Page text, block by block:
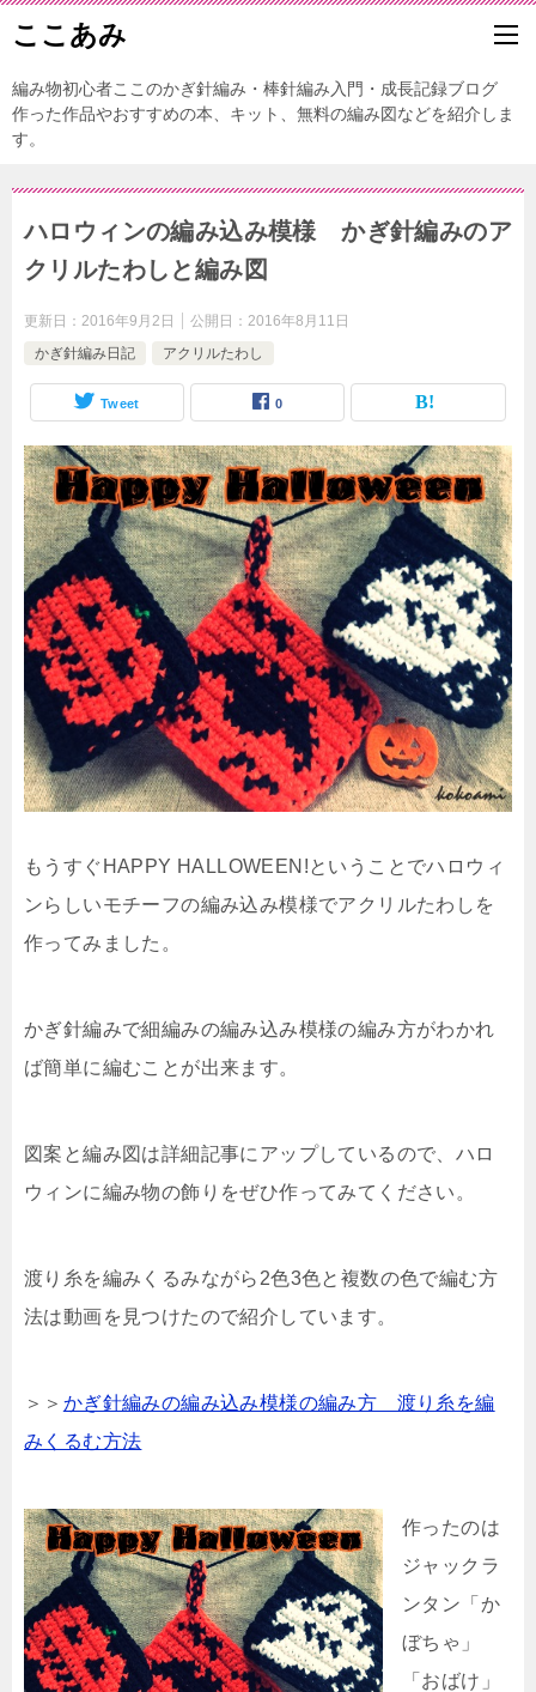
ここあみ
編み物初心者ここのかぎ針編み・棒針編み入門・成長記録ブログ
作った作品やおすすめの本、キット、無料の編み図などを紹介しま
す。
ハロウィンの編み込み模様 かぎ針編みのア
クリルたわしと編み図
更新日： 2016年9月2日 公開日： 2016年8月11日
かぎ針編み日記
アクリルたわし
Tweet 0
もうすぐHAPPY HALLOWEEN!ということでハロウィ
ンらしいモチーフの編み込み模様でアクリルたわしを
作ってみました。
かぎ針編みで細編みの編み込み模様の編み方がわかれ
ば簡単に編むことが出来ます。
図案と編み図は詳細記事にアップしているので、ハロ
ウィンに編み物の飾りをぜひ作ってみてください。
渡り糸を編みくるみながら2色3色と複数の色で編む方
法は動画を見つけたので紹介しています。
＞＞ かぎ針編みの編み込み模様の編み方 渡り糸を編
みくるむ方法
作ったのは
ジャックラ
ンタン「か
ぼちゃ」
「おばけ」